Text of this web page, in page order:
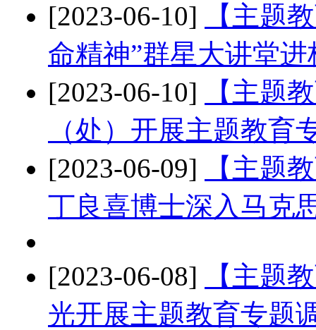
[2023-06-10]
【主题
命精神”群星大讲堂
[2023-06-10]
【主题
（处）开展主题教育
[2023-06-09]
【主题
丁良喜博士深入马克
[2023-06-08]
【主题
光开展主题教育专题